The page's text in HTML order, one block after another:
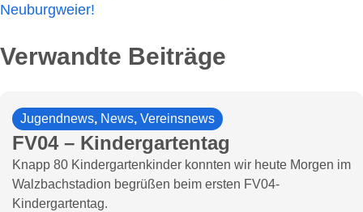
Neuburgweier!
Verwandte Beiträge
Jugendnews, News, Vereinsnews
FV04 – Kindergartentag
Knapp 80 Kindergartenkinder konnten wir heute Morgen im
Walzbachstadion begrüßen beim ersten FV04-
Kindergartentag.